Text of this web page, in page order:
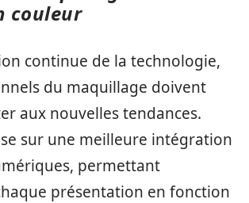
couleur
continue de la technologie,
du maquillage doivent
aux nouvelles tendances.
sur une meilleure intégration
permettant
présentation en fonction